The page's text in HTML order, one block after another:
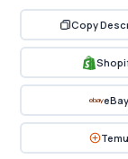
Copy
eBay
Temu